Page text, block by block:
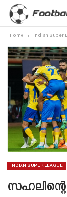
Home Indian Super
INDIAN SUPER LEAGUE
സഹലിന്റെ